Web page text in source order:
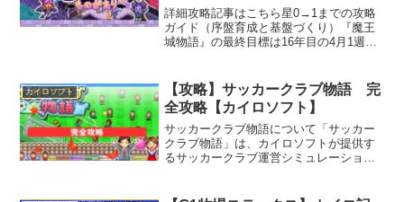
版】
詳細攻略記事はこちら星0→1までの攻略
ガイド（序盤育成と基盤づくり）『魔王
城物語』の最終目標は16年目の4月1週ま
め、序盤の立ち回りは後半の展開を大き
く左右します。ここ...
カイロソフト
【攻略】サッカークラブ物語 完
全攻略【カイロソフト】
サッカークラブ物語について「サッカー
クラブ物語」は、カイロソフトが提供す
るサッカークラブ運営シミュレーション